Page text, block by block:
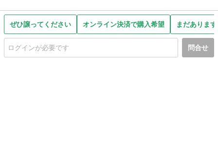
ぜひ譲ってください オンライン決済で購入希望 まだありま
問合せ